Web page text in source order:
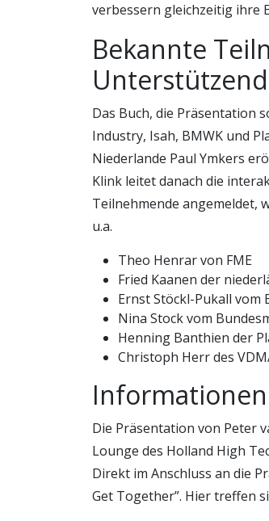
verbessern gleichzeitig ihre
Bekannte
Das Buch, die Präsentation
Industry, Isah, BMWK und
Niederlande Paul Ymkers
Klink leitet danach die
Teilnehmende angemeldet,
u.a.
Theo Henrar von FME
Fried Kaanen der
Ernst Stöckl-Pukall
Nina Stock vom
Henning Banthien der
Christoph Herr des
Die Präsentation von Peter
Lounge des Holland High
Direkt im Anschluss an die
Get Together”. Hier treffen